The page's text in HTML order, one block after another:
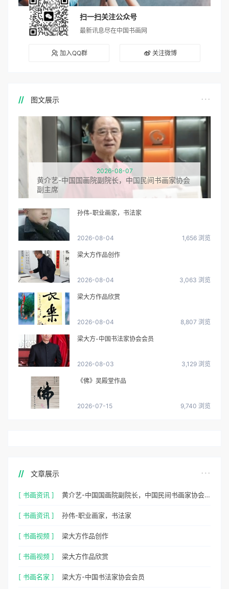
扫一扫关注公众号
最新讯息尽在中国书画网
加入QQ群 关注微博
图文展示
2026-08-07
黄介艺-中国国画院副院长，中国民间书画家协会
副主席
孙伟-职业画家，书法家
2026-08-04 1,656 浏览
梁大方作品创作
2026-08-04 3,063 浏览
梁大方作品欣赏
2026-08-04 8,807 浏览
梁大方-中国书法家协会会员
2026-08-03 3,129 浏览
《佛》吴殿堂作品
2026-07-15 9,740 浏览
文章展示
[ 书画资讯 ] 黄介艺-中国国画院副院长，中国民间书画家协会副主席
[ 书画资讯 ] 孙伟-职业画家，书法家
[ 书画视频 ] 梁大方作品创作
[ 书画视频 ] 梁大方作品欣赏
[ 书画名家 ] 梁大方-中国书法家协会会员